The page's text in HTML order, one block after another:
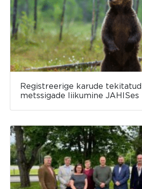
Registreerige karude tekitatud
metssigade liikumine JAHISes